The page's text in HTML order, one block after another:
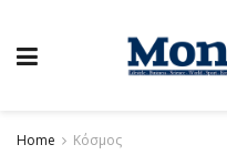
Home Κόσμος